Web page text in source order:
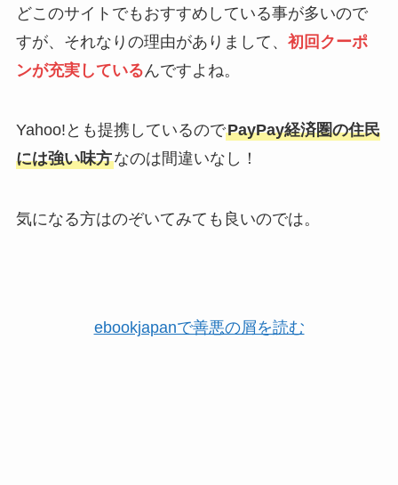
どこのサイトでもおすすめしている事が多いので
すが、それなりの理由がありまして、 初回クーポ
ンが充実しているんですよね。
Yahoo!とも提携しているのでPayPay経済圏の住民
には強い味方なのは間違いなし！
気になる方はのぞいてみても良いのでは。
ebookjapanで善悪の屑を読む